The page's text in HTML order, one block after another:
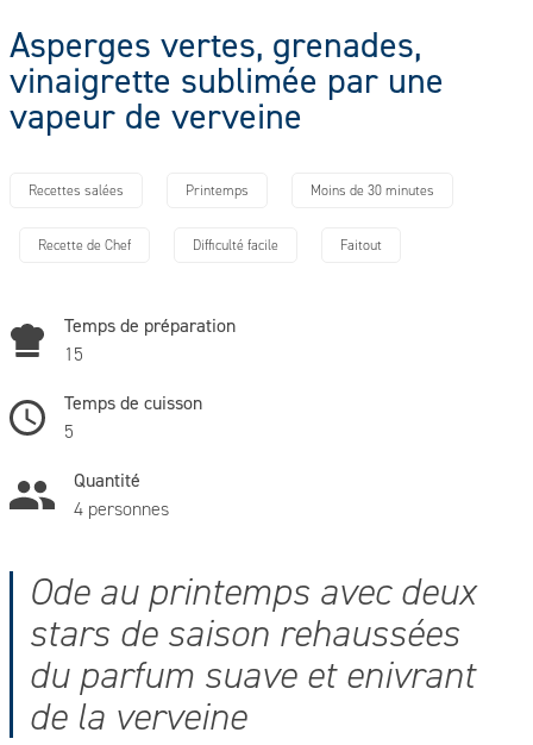
Asperges vertes, grenades,
vinaigrette sublimée par une
vapeur de verveine
Recettes salées Printemps Moins de 30 minutes
Recette de Chef Difficulté facile Faitout
Temps de préparation
15
Temps de cuisson
5
Quantité
4 personnes
Ode au printemps avec deux
stars de saison rehaussées
du parfum suave et enivrant
de la verveine